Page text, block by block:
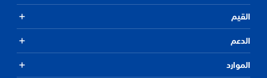
القيم
الدعم
الموارد